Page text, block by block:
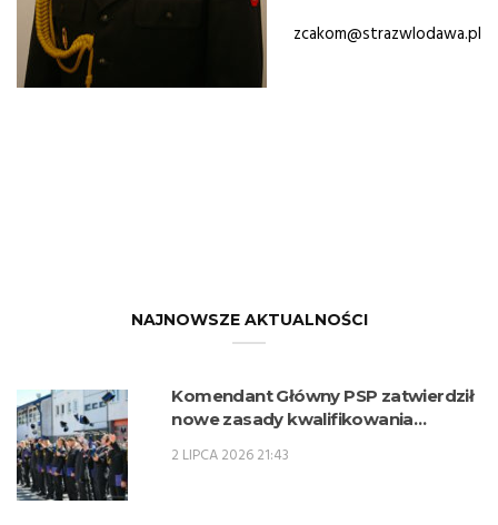
zcakom@strazwlodawa.pl
NAJNOWSZE AKTUALNOŚCI
Komendant Główny PSP zatwierdził
nowe zasady kwalifikowania
zawodowe w zawodzie technik
2 LIPCA 2026 21:43